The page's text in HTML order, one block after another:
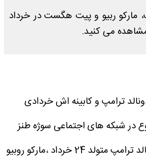
مارکو ربیو و پیت هگست در خرداد
می کنید.
ترامپ و کابینه اش خردادی
در شبکه های اجتماعی سوژه طنز
قرار گرفته است دونالد ترامپ متولد 24 خرداد ،مارکو روبیو